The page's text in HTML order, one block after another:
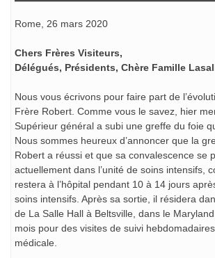
Rome, 26 mars 2020
Chers Frères Visiteurs,
Délégués, Présidents, Chère Famille
Nous vous écrivons pour faire part de
Frère Robert. Comme vous le savez, hier
Supérieur général a subi une greffe du foie
Nous sommes heureux d’annoncer que la
Robert a réussi et que sa convalescence se
actuellement dans l’unité de soins intensifs,
restera à l’hôpital pendant 10 à 14 jours
soins intensifs. Après sa sortie, il résidera
de La Salle Hall à Beltsville, dans le
mois pour des visites de suivi
médicale.